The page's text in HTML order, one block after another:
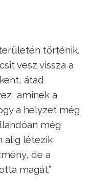
történik.
vesz vissza a
átad
aminek a
a helyzet még
még
alig létezik
de a
magát.”